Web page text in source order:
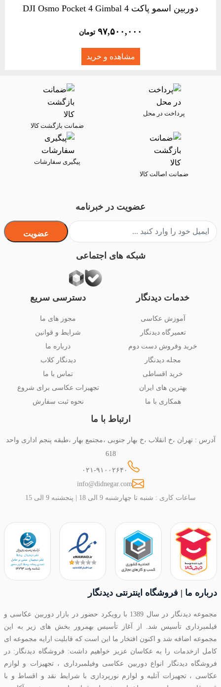
دوربین اسمو پاکت 4 DJI Osmo Pocket 4 Gimbal
۹۷,۵۰۰,۰۰۰ تومان
مشاهده و خرید
پرداخت در محل
ضمانت بازگشت کالا
ضمانت اصالت کالا
پیگیری سفارشات
خدمات دیدنگار
آموزش عکاسی
تعمیرگاه دیدنگار
خرید وفروش دست دوم
مجله دیدنگار
خرید اقساطی
بهترین های ایران
همکاری با ما
دسترسی سریع
مجوز های ما
شرایط و قوانین
درباره ما
دیدنگار کلاب
تماس با ما
تجهیزات عکاسی برای شروع
نحوه ثبت سفارش
ارتباط با ما
آدرس : تهران ،خ انقلاب ،خ بهار جنوبی ،مجتمع بهار ،طبقه پنجم اداری واحد
618
۰۲۱-۹۱۰۰۲۶۴۰
info@didnegar.com
ساعات کاری : شنبه تا چهارشنبه 9 الی 18 | پنجشنبه 9 الی 15
عضویت در خبرنامه
عضویت
شبکه های اجتماعی
درباره ما | فروشگاه اینترنتی دیدنگار
مجموعه دیدنگار در سال 1389 با رویکرد حضور در بازار دوربین عکاسی و
فیلمبرداری تأسیس شد. از آغاز تأسیس بهمرور بخش های زیر به این
مجموعه اضافه شد و اکنون افتخار ما این است که قابلیت ارایه مجموعه ای
کامل ازخدمات را به عکاسان عزیز خواهیم داشت: فروشگاه دیدنگار: در
فروشگاه دیدنگار انواع دوربین عکاسی وفیلمبرداری ، تجهیزات و لوازم
عکاسی ، تجهیزات آتلیه و لوازم نورپردازی با شرایط نقد و اقساط و با